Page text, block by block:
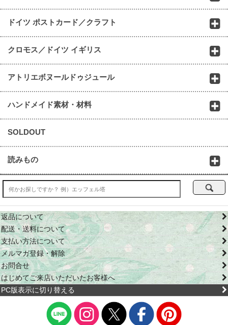
ドイツ ポストカード／クラフト
クロモス／ドイツ イギリス
アトリエボヌールドゥジュール
ハンドメイド素材・材料
SOLDOUT
読みもの
返品について
配送・送料について
支払い方法について
メルマガ登録・解除
お問合せ
はじめてご来店いただいたお客様へ
PC版表示に切り替える